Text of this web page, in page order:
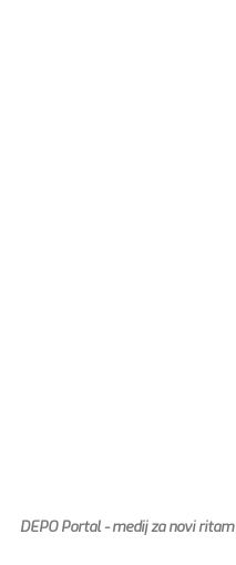
DEPO Portal - medij za novi